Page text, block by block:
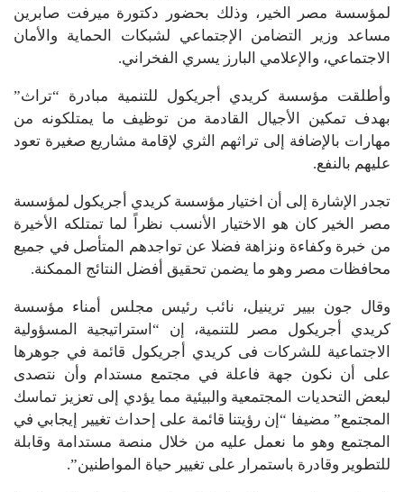
لمؤسسة مصر الخير، وذلك بحضور دكتورة ميرفت صابرين
مساعد وزير التضامن الإجتماعي لشبكات الحماية والأمان
الاجتماعي، والإعلامي البارز يسري الفخراني.
وأطلقت مؤسسة كريدي أجريكول للتنمية مبادرة “تراث”
بهدف تمكين الأجيال القادمة من توظيف ما يمتلكونه من
مهارات بالإضافة إلى تراثهم الثري لإقامة مشاريع صغيرة تعود
عليهم بالنفع.
تجدر الإشارة إلى أن اختيار مؤسسة كريدي أجريكول لمؤسسة
مصر الخير كان هو الاختيار الأنسب نظراً لما تمتلكه الأخيرة
من خبرة وكفاءة ونزاهة فضلا عن تواجدهم المتأصل في جميع
محافظات مصر وهو ما يضمن تحقيق أفضل النتائج الممكنة.
وقال جون بيير ترينيل، نائب رئيس مجلس أمناء مؤسسة
كريدي أجريكول مصر للتنمية، إن “استراتيجية المسؤولية
الاجتماعية للشركات فى كريدي أجريكول قائمة في جوهرها
على أن نكون جهة فاعلة في مجتمع مستدام وأن نتصدى
لبعض التحديات المجتمعية والبيئية مما يؤدي إلى تعزيز تماسك
المجتمع” مضيفا “إن رؤيتنا قائمة على إحداث تغيير إيجابي في
المجتمع وهو ما نعمل عليه من خلال منصة مستدامة وقابلة
للتطوير وقادرة باستمرار على تغيير حياة المواطنين”.